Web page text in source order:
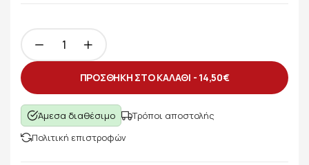
ΠΡΟΣΘΗΚΗ ΣΤΟ ΚΑΛΑΘΙ - 14,50€
Άμεσα διαθέσιμο
Τρόποι αποστολής
Πολιτική επιστροφών